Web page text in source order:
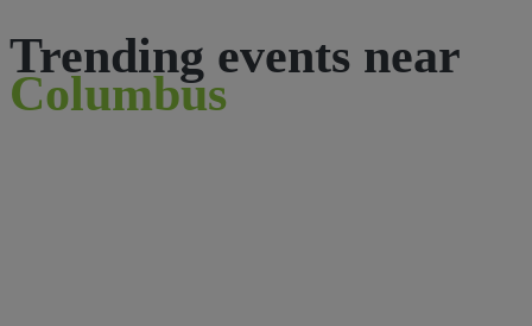
Trending events near
Columbus